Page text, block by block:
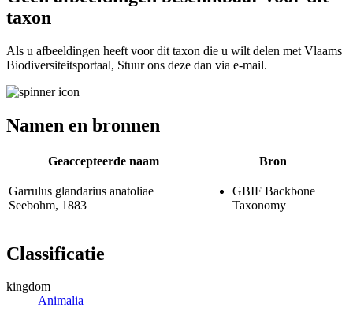
taxon
Als u afbeeldingen heeft voor dit taxon die u wilt delen met Vlaams
Biodiversiteitsportaal, Stuur ons deze dan via e-mail.
Namen en bronnen
Geaccepteerde naam Bron
Garrulus glandarius anatoliae
Seebohm, 1883
GBIF Backbone
Taxonomy
Classificatie
kingdom
Animalia